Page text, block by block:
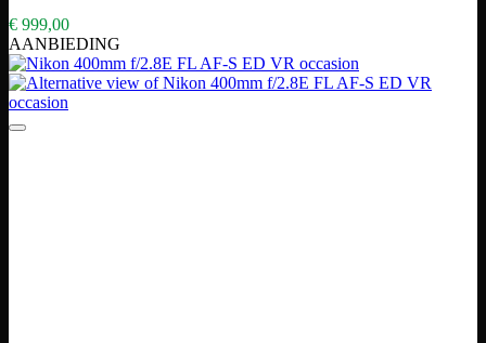
€ 999,00
AANBIEDING